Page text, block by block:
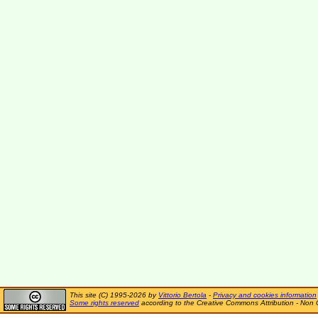
This site (C) 1995-2026 by Vittorio Bertola - Privacy and cookies information
Some rights reserved according to the Creative Commons Attribution - Non